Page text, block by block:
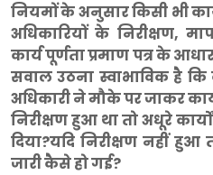
नियमों के अनुसार किसी भी
अधिकारियों के निरीक्षण,
कार्य पूर्णता प्रमाण पत्र के
सवाल उठना स्वाभाविक है
अधिकारी ने मौके पर जाकर
निरीक्षण हुआ था तो अधूरे
दिया?यदि निरीक्षण नहीं
जारी कैसे हो गई?